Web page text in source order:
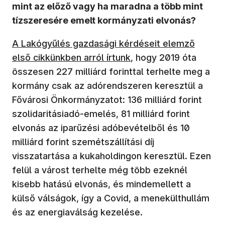
mint az előző vagy ha maradna a több mint
tízszeresére emelt kormányzati elvonás?
A Lakógyűlés gazdasági kérdéseit elemző
első cikkünkben arról írtunk, hogy 2019 óta
összesen 227 milliárd forinttal terhelte meg a
kormány csak az adórendszeren keresztül a
Fővárosi Önkormányzatot: 136 milliárd forint
szolidaritásiadó-emelés, 81 milliárd forint
elvonás az iparűzési adóbevételből és 10
milliárd forint szemétszállítási díj
visszatartása a kukaholdingon keresztül. Ezen
felül a várost terhelte még több ezeknél
kisebb hatású elvonás, és mindemellett a
külső válságok, így a Covid, a menekülthullám
és az energiaválság kezelése.